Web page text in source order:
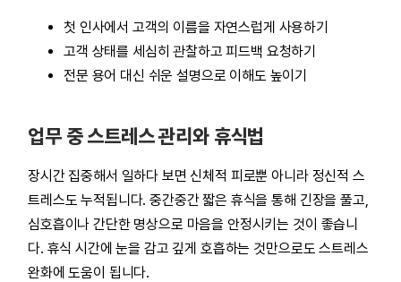
첫 인사에서 고객의 이름을 자연스럽게 사용하기
고객 상태를 세심히 관찰하고 피드백 요청하기
전문 용어 대신 쉬운 설명으로 이해도 높이기
업무 중 스트레스 관리와 휴식법
장시간 집중해서 일하다 보면 신체적 피로뿐 아니라 정신적 스
트레스도 누적됩니다. 중간중간 짧은 휴식을 통해 긴장을 풀고,
심호흡이나 간단한 명상으로 마음을 안정시키는 것이 좋습니
다. 휴식 시간에 눈을 감고 깊게 호흡하는 것만으로도 스트레스
완화에 도움이 됩니다.